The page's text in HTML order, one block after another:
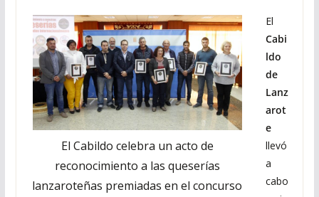
El Cabildo celebra un acto de
reconocimiento a las queserías
lanzaroteñas premiadas en el concurso
El
Cabi
ldo
de
Lanz
arot
e
llevó
a
cabo